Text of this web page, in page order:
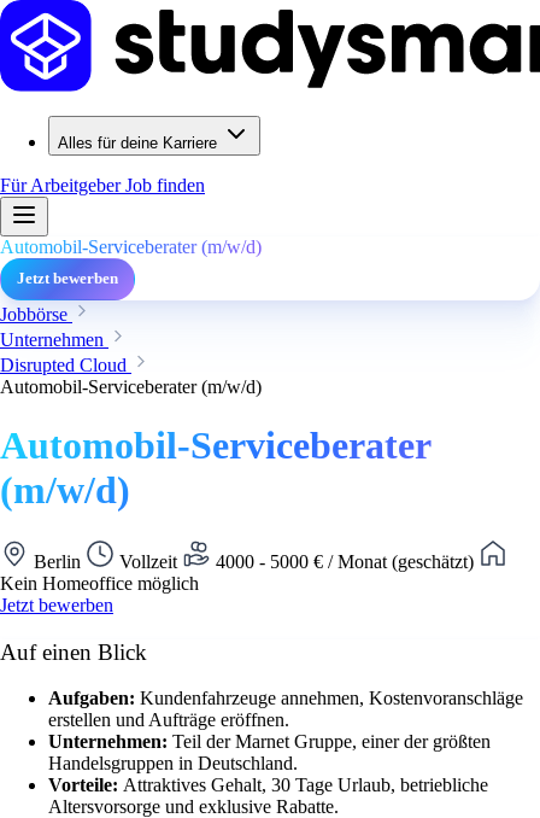
Alles für deine Karriere
Für ArbeitgeberJob finden
Automobil-Serviceberater (m/w/d)
Jetzt bewerben
Jobbörse
Unternehmen
Disrupted Cloud
Automobil-Serviceberater (m/w/d)
Automobil-Serviceberater
(m/w/d)
Berlin Vollzeit
4000 - 5000 € / Monat (geschätzt)
Kein Homeoffice möglich
Jetzt bewerben
Auf einen Blick
Aufgaben: Kundenfahrzeuge annehmen, Kostenvoranschläge
erstellen und Aufträge eröffnen.
Unternehmen: Teil der Marnet Gruppe, einer der größten
Handelsgruppen in Deutschland.
Vorteile: Attraktives Gehalt, 30 Tage Urlaub, betriebliche
Altersvorsorge und exklusive Rabatte.